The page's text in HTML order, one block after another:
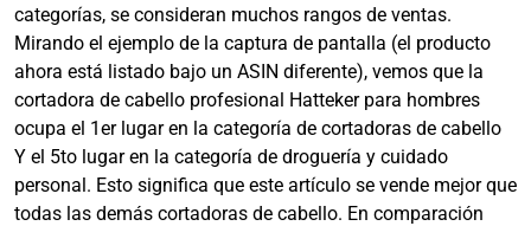
categorías, se consideran muchos rangos de ventas.
Mirando el ejemplo de la captura de pantalla (el producto
ahora está listado bajo un ASIN diferente), vemos que la
cortadora de cabello profesional Hatteker para hombres
ocupa el 1er lugar en la categoría de cortadoras de cabello
Y el 5to lugar en la categoría de droguería y cuidado
personal. Esto significa que este artículo se vende mejor que
todas las demás cortadoras de cabello. En comparación